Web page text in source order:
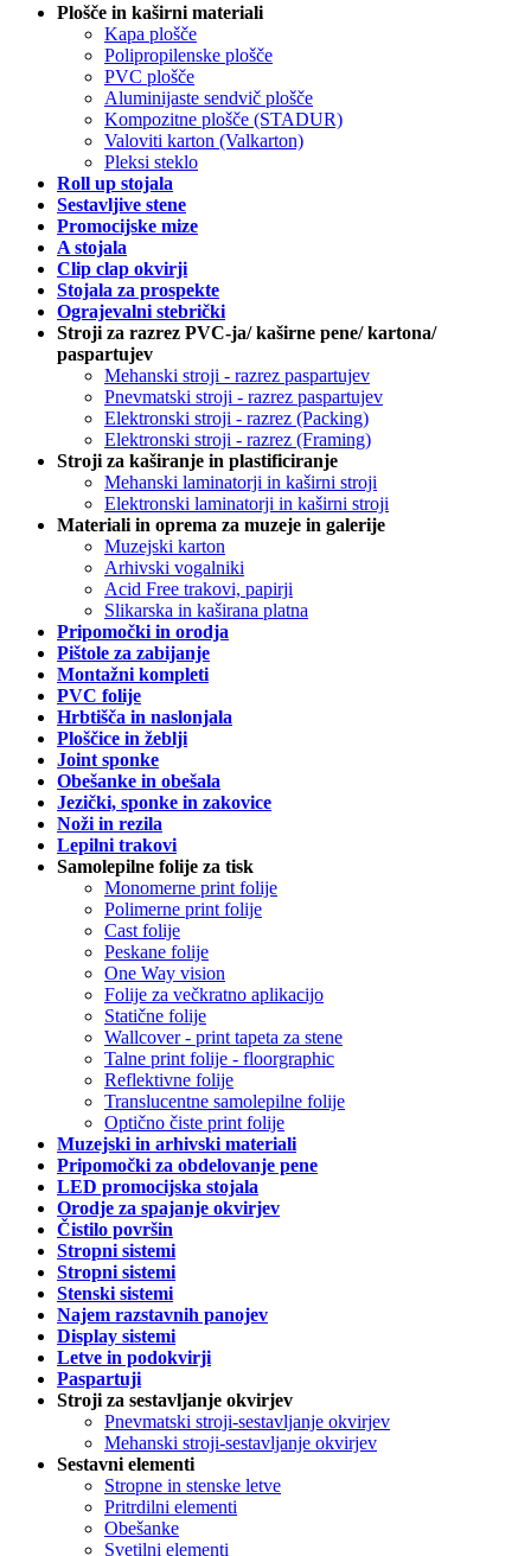
Plošče in kaširni materiali
Kapa plošče
Polipropilenske plošče
PVC plošče
Aluminijaste sendvič plošče
Kompozitne plošče (STADUR)
Valoviti karton (Valkarton)
Pleksi steklo
Roll up stojala
Sestavljive stene
Promocijske mize
A stojala
Clip clap okvirji
Stojala za prospekte
Ograjevalni stebrički
Stroji za razrez PVC-ja/ kaširne pene/ kartona/
paspartujev
Mehanski stroji - razrez paspartujev
Pnevmatski stroji - razrez paspartujev
Elektronski stroji - razrez (Packing)
Elektronski stroji - razrez (Framing)
Stroji za kaširanje in plastificiranje
Mehanski laminatorji in kaširni stroji
Elektronski laminatorji in kaširni stroji
Materiali in oprema za muzeje in galerije
Muzejski karton
Arhivski vogalniki
Acid Free trakovi, papirji
Slikarska in kaširana platna
Pripomočki in orodja
Pištole za zabijanje
Montažni kompleti
PVC folije
Hrbtišča in naslonjala
Ploščice in žeblji
Joint sponke
Obešanke in obešala
Jezički, sponke in zakovice
Noži in rezila
Lepilni trakovi
Samolepilne folije za tisk
Monomerne print folije
Polimerne print folije
Cast folije
Peskane folije
One Way vision
Folije za večkratno aplikacijo
Statične folije
Wallcover - print tapeta za stene
Talne print folije - floorgraphic
Reflektivne folije
Translucentne samolepilne folije
Optično čiste print folije
Muzejski in arhivski materiali
Pripomočki za obdelovanje pene
LED promocijska stojala
Orodje za spajanje okvirjev
Čistilo površin
Stropni sistemi
Stropni sistemi
Stenski sistemi
Najem razstavnih panojev
Display sistemi
Letve in podokvirji
Paspartuji
Stroji za sestavljanje okvirjev
Pnevmatski stroji-sestavljanje okvirjev
Mehanski stroji-sestavljanje okvirjev
Sestavni elementi
Stropne in stenske letve
Pritrdilni elementi
Obešanke
Svetilni elementi